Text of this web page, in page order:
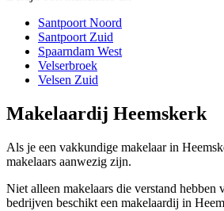
Santpoort Noord
Santpoort Zuid
Spaarndam West
Velserbroek
Velsen Zuid
Makelaardij Heemskerk
Als je een vakkundige makelaar in
makelaars aanwezig zijn.
Niet alleen makelaars die verstand
bedrijven beschikt een makelaardij in